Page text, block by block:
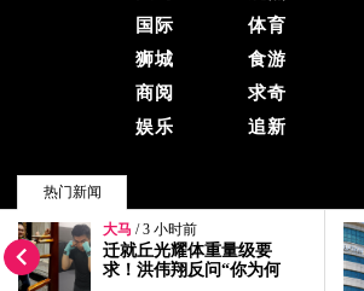
热门新闻
大马 / 3 小时前
否认没对付廖顺喜 总检
署：他付千万罚单后获撤
国际
狮城
商阅
娱乐
体育
食游
求奇
追新
© 2026, 精彩大马, 版权所有.